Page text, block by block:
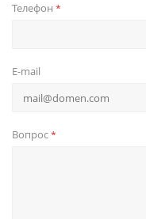
Телефон *
E-mail
Вопрос*